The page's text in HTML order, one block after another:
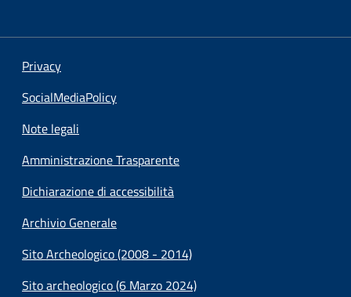
Privacy
SocialMediaPolicy
Note legali
Amministrazione Trasparente
Dichiarazione di accessibilità
Archivio Generale
Sito Archeologico (2008 - 2014)
Sito archeologico (6 Marzo 2024)